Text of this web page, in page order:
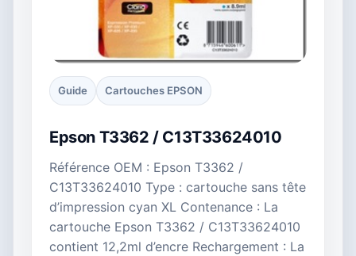
Guide Cartouches EPSON
Epson T3362 / C13T33624010
Référence OEM : Epson T3362 /
C13T33624010 Type : cartouche sans tête
d’impression cyan XL Contenance : La
cartouche Epson T3362 / C13T33624010
contient 12,2ml d’encre Rechargement : La